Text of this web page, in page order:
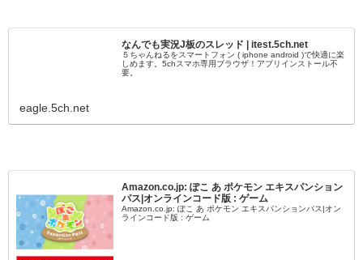
なんでも実況J板のスレッド | itest.5ch.net
５ちゃんねるをスマートフォン ( iphone android )で快適に楽
しめます。5chスマホ専用ブラウザ！アプリインストール不
要。
eagle.5ch.net
Amazon.co.jp: ぽこ あ ポケモン エキスパンション
パス|オンラインコード版 : ゲーム
Amazon.co.jp: ぽこ あ ポケモン エキスパンションパス|オン
ラインコード版 : ゲーム